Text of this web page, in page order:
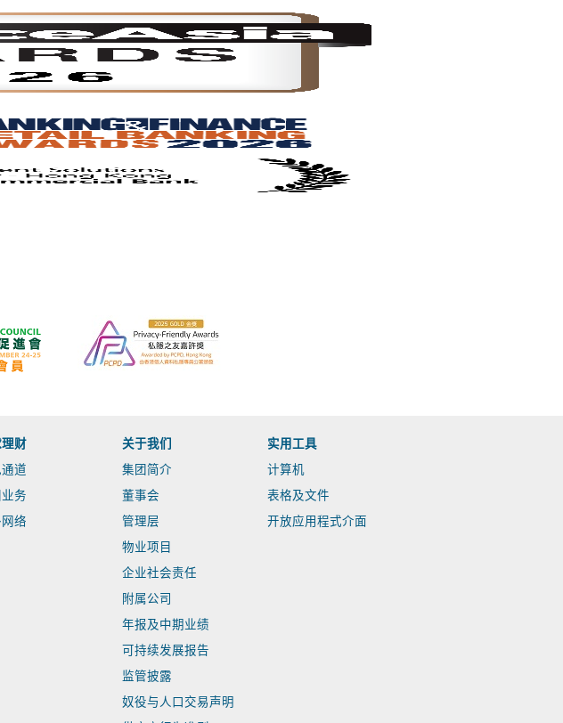
财
道
务
络
关于我们
集团简介
董事会
管理层
物业项目
企业社会责任
附属公司
年报及中期业绩
可持续发展报告
监管披露
奴役与人口交易声明
实用工具
计算机
表格及文件
开放应用程式介面